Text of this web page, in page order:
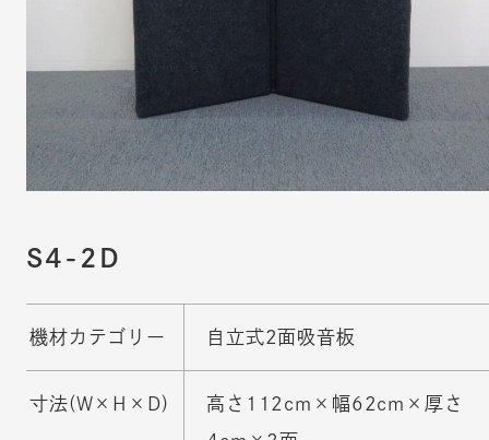
S4-2D
機材カテゴリー 自立式2面吸音板
寸法(W×H×D)
高さ112cm×幅62cm×厚さ